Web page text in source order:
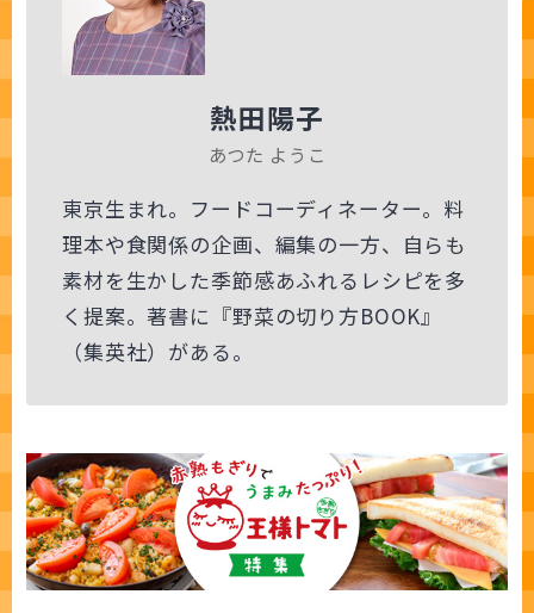
熱田陽子
あつた ようこ
東京生まれ。フードコーディネーター。料
理本や食関係の企画、編集の一方、自らも
素材を生かした季節感あふれるレシピを多
く提案。著書に『野菜の切り方BOOK』
（集英社）がある。